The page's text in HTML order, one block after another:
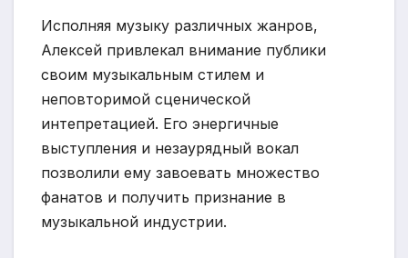
Исполняя музыку различных жанров,
Алексей привлекал внимание публики
своим музыкальным стилем и
неповторимой сценической
интепретацией. Его энергичные
выступления и незаурядный вокал
позволили ему завоевать множество
фанатов и получить признание в
музыкальной индустрии.